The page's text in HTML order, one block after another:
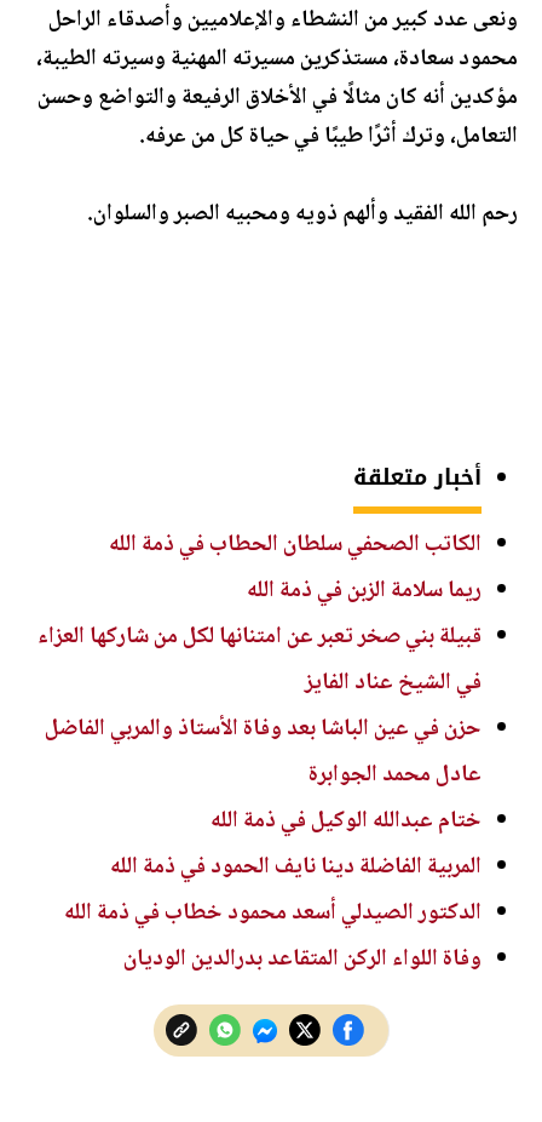
ونعى عدد كبير من النشطاء والإعلاميين وأصدقاء الراحل
محمود سعادة، مستذكرين مسيرته المهنية وسيرته الطيبة،
مؤكدين أنه كان مثالًا في الأخلاق الرفيعة والتواضع وحسن
التعامل، وترك أثرًا طيبًا في حياة كل من عرفه.
رحم الله الفقيد وألهم ذويه ومحبيه الصبر والسلوان.
أخبار متعلقة
الكاتب الصحفي سلطان الحطاب في ذمة الله
ريما سلامة الزبن في ذمة الله
قبيلة بني صخر تعبر عن امتنانها لكل من شاركها العزاء
في الشيخ عناد الفايز
حزن في عين الباشا بعد وفاة الأستاذ والمربي الفاضل
عادل محمد الجوابرة
ختام عبدالله الوكيل في ذمة الله
المربية الفاضلة دينا نايف الحمود في ذمة الله
الدكتور الصيدلي أسعد محمود خطاب في ذمة الله
وفاة اللواء الركن المتقاعد بدرالدين الوديان